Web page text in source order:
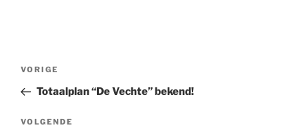
Bericht
Vorig
bericht
VORIGE
Totaalplan “De Vechte” bekend!
Volgend
VOLGENDE